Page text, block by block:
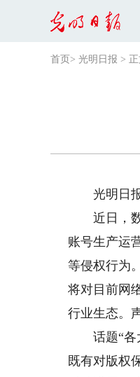
首页 > 光明日报 >
光明日报
近日，数
账号生产运
等侵权行为
将对目前网
行业生态。
话题“各大
既有对版权